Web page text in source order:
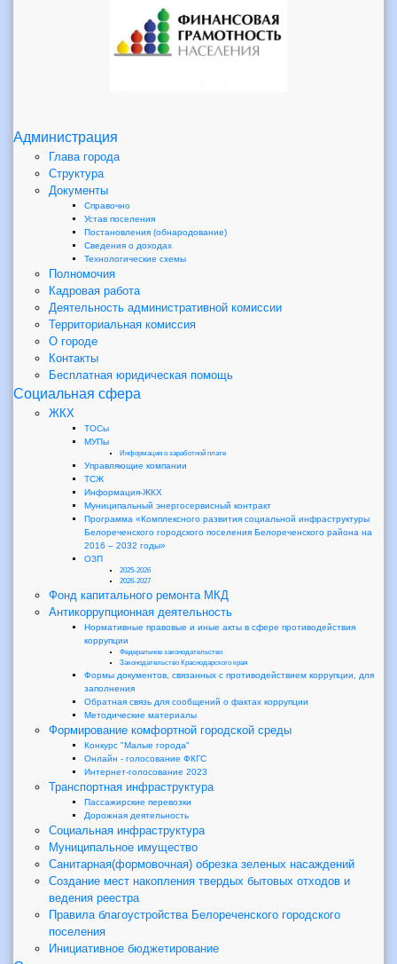
Администрация
Глава города
Структура
Документы
Справочно
Устав поселения
Постановления (обнародование)
Сведения о доходах
Технологические схемы
Полномочия
Кадровая работа
Деятельность административной комиссии
Территориальная комиссия
О городе
Контакты
Бесплатная юридическая помощь
Социальная сфера
ЖКХ
ТОСы
МУПы
Информация о заработной плате
Управляющие компании
ТСЖ
Информация-ЖКХ
Муниципальный энергосервисный контракт
Программа «Комплексного развития социальной инфраструктуры
Белореченского городского поселения Белореченского района на
2016 – 2032 годы»
ОЗП
2025-2026
2026-2027
Фонд капитального ремонта МКД
Антикоррупционная деятельность
Нормативные правовые и иные акты в сфере противодействия
коррупции
Федеральное законодательство
Законодательство Краснодарского края
Формы документов, связанных с противодействием коррупции, для
заполнения
Обратная связь для сообщений о фактах коррупции
Методические материалы
Формирование комфортной городской среды
Конкурс "Малые города"
Онлайн - голосование ФКГС
Интернет-голосование 2023
Транспортная инфраструктура
Пассажирские перевозки
Дорожная деятельность
Социальная инфраструктура
Муниципальное имущество
Санитарная(формовочная) обрезка зеленых насаждений
Создание мест накопления твердых бытовых отходов и
ведения реестра
Правила благоустройства Белореченского городского
поселения
Инициативное бюджетирование